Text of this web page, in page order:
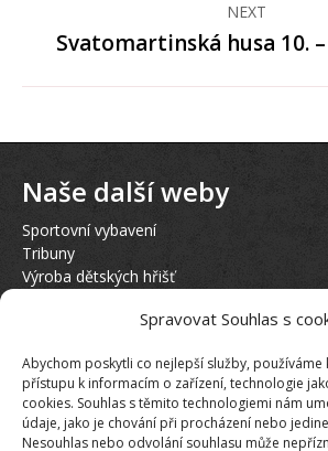
Spravovat Souhlas s
Abychom poskytli co nejlepší služby, používáme
přístupu k informacím o zařízení, technologie
cookies. Souhlas s těmito technologiemi nám
údaje, jako je chování při procházení nebo
Nesouhlas nebo odvolání souhlasu může
NEXT
Next
Svatomartinská husa 10. –
Naše další weby
Sportovní vybavení
Tribuny
Výroba dětských hřišť
Půjčovna elektrokol KTM
Sociální sítě